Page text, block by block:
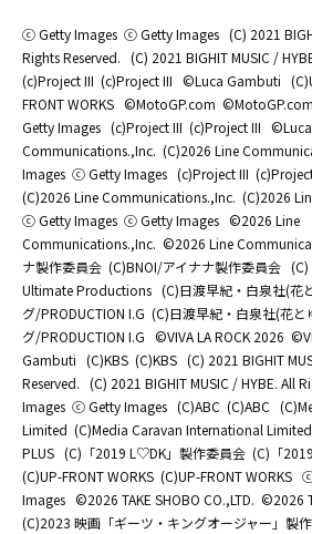
ⓒ Getty Images ⓒ Getty Images (C) 2021
Rights Reserved. (C) 2021 BIGHIT MUSIC /
(c)Project III (c)Project III ©Luca Gambuti
FRONT WORKS ©MotoGP.com ©MotoGP.com
Getty Images (c)Project III (c)Project III
Communications.,Inc. (C)2026 Line
Images ⓒ Getty Images (c)Project III
(C)2026 Line Communications.,Inc. (C)2026
ⓒ Getty Images ⓒ Getty Images ©2026 Line
Communications.,Inc. ©2026 Line
ナ製作委員会 (C)BNOI/アイナナ製作委員会
Ultimate Productions (C)日渡早紀・白泉社(花
グ/PRODUCTION I.G (C)日渡早紀・白泉社(花
グ/PRODUCTION I.G ©️VIVA LA ROCK 2026
Gambuti (C)KBS (C)KBS (C) 2021 BIGHIT
Reserved. (C) 2021 BIGHIT MUSIC / HYBE. All
Images ⓒ Getty Images (C)ABC (C)ABC
Limited (C)Media Caravan International Limited
PLUS (C)「2019 L♡DK」製作委員会 (C)「
(C)UP-FRONT WORKS (C)UP-FRONT WORKS
Images ©2026 TAKE SHOBO CO.,LTD. ©2026
(C)2023 映画「ギーツ・キングオージャー」製